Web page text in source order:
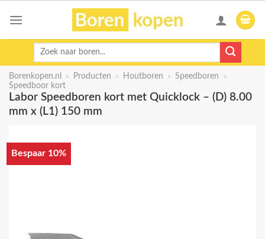
Zoeken
Borenkopen.nl » Producten » Houtboren » Speedboren
»
Speedboor kort
Labor Speedboren kort met Quicklock – (D) 8.00
mm x (L1) 150 mm
Bespaar 10%